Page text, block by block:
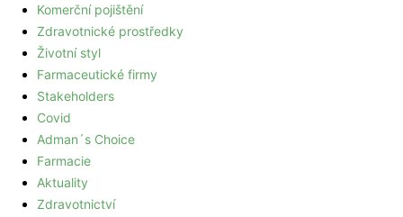
Komerční pojištění
Zdravotnické prostředky
Životní styl
Farmaceutické firmy
Stakeholders
Covid
Adman´s Choice
Farmacie
Aktuality
Zdravotnictví